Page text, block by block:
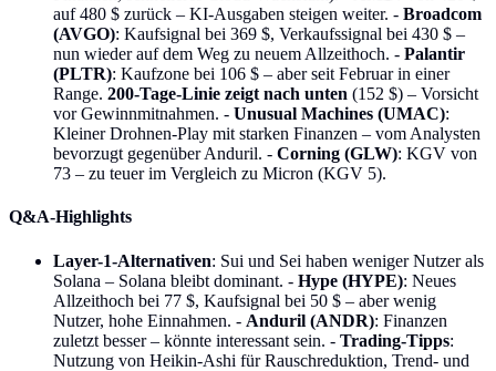
auf 480 $ zurück – KI-Ausgaben steigen weiter. - Broadcom
(AVGO): Kaufsignal bei 369 $, Verkaufssignal bei 430 $ –
nun wieder auf dem Weg zu neuem Allzeithoch. - Palantir
(PLTR): Kaufzone bei 106 $ – aber seit Februar in einer
Range. 200-Tage-Linie zeigt nach unten (152 $) – Vorsicht
vor Gewinnmitnahmen. - Unusual Machines (UMAC):
Kleiner Drohnen-Play mit starken Finanzen – vom Analysten
bevorzugt gegenüber Anduril. - Corning (GLW): KGV von
73 – zu teuer im Vergleich zu Micron (KGV 5).
Q&A-Highlights
Layer-1-Alternativen: Sui und Sei haben weniger Nutzer als
Solana – Solana bleibt dominant. - Hype (HYPE): Neues
Allzeithoch bei 77 $, Kaufsignal bei 50 $ – aber wenig
Nutzer, hohe Einnahmen. - Anduril (ANDR): Finanzen
zuletzt besser – könnte interessant sein. - Trading-Tipps:
Nutzung von Heikin-Ashi für Rauschreduktion, Trend- und